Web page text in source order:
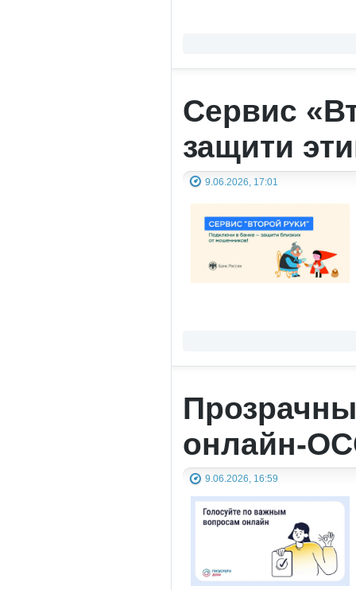
Сервис
защити
9.06.2026, 17:01
онлайн-
9.06.2026, 16:59